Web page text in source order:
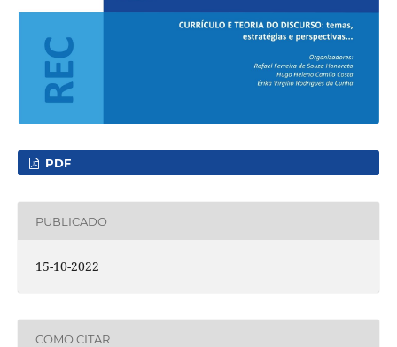
PDF
PUBLICADO
15-10-2022
COMO CITAR